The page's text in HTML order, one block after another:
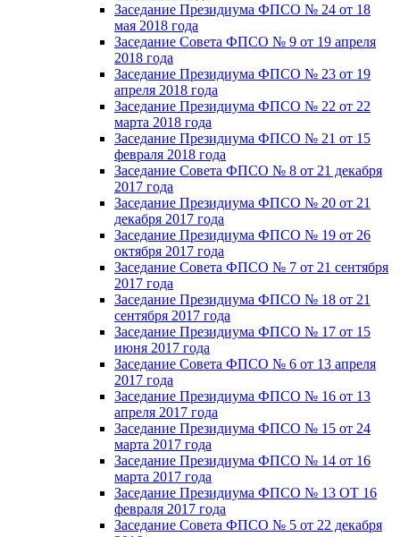
Заседание Президиума ФПСО № 24 от 18
мая 2018 года
Заседание Совета ФПСО № 9 от 19 апреля
2018 года
Заседание Президиума ФПСО № 23 от 19
апреля 2018 года
Заседание Президиума ФПСО № 22 от 22
марта 2018 года
Заседание Президиума ФПСО № 21 от 15
февраля 2018 года
Заседание Совета ФПСО № 8 от 21 декабря
2017 года
Заседание Президиума ФПСО № 20 от 21
декабря 2017 года
Заседание Президиума ФПСО № 19 от 26
октября 2017 года
Заседание Совета ФПСО № 7 от 21 сентября
2017 года
Заседание Президиума ФПСО № 18 от 21
сентября 2017 года
Заседание Президиума ФПСО № 17 от 15
июня 2017 года
Заседание Совета ФПСО № 6 от 13 апреля
2017 года
Заседание Президиума ФПСО № 16 от 13
апреля 2017 года
Заседание Президиума ФПСО № 15 от 24
марта 2017 года
Заседание Президиума ФПСО № 14 от 16
марта 2017 года
Заседание Президиума ФПСО № 13 ОТ 16
февраля 2017 года
Заседание Совета ФПСО № 5 от 22 декабря